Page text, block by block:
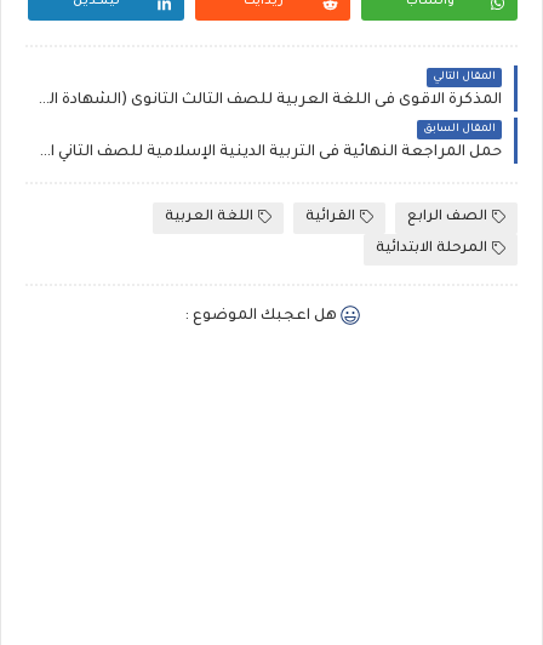
المقال التالي
المذكرة الاقوى فى اللغة العربية للصف الثالث الثانوى (الشهادة الثانوية العامة )
المقال السابق
حمل المراجعة النهائية فى التربية الدينية الإسلامية للصف الثاني الإعدادي |الترم الاول | وورد جاهز للطباعة
الصف الرابع القرائية
اللغة العربية
المرحلة الابتدائية
هل اعجبك الموضوع :